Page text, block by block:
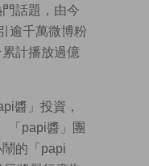
話題，由今
逾千萬微博粉
計播放過億
醬」投資，
「papi醬」團
的「papi